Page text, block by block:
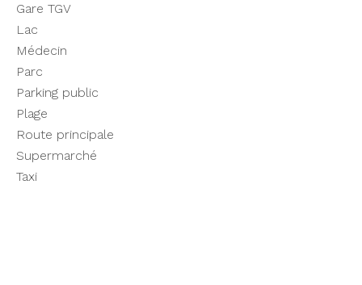
Gare TGV
Lac
Médecin
Parc
Parking public
Plage
Route principale
Supermarché
Taxi